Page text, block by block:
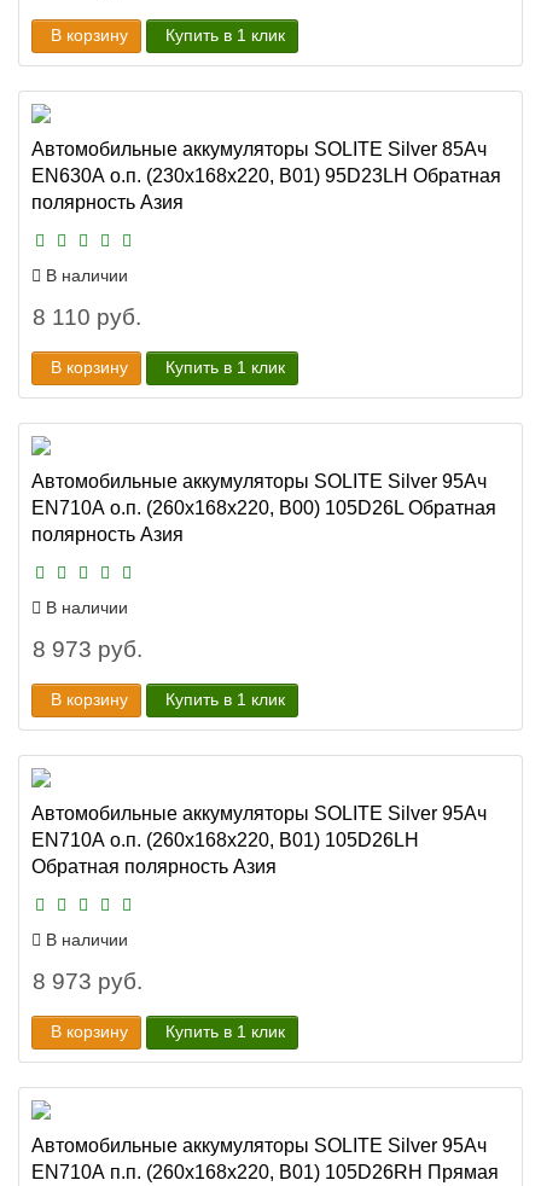
В корзину Купить в 1 клик
Автомобильные аккумуляторы SOLITE Silver 85Ач
EN630А о.п. (230х168х220, B01) 95D23LH Обратная
полярность Азия
В наличии
8 110 руб.
В корзину Купить в 1 клик
Автомобильные аккумуляторы SOLITE Silver 95Ач
EN710А о.п. (260х168х220, B00) 105D26L Обратная
полярность Азия
В наличии
8 973 руб.
В корзину Купить в 1 клик
Автомобильные аккумуляторы SOLITE Silver 95Ач
EN710А о.п. (260х168х220, B01) 105D26LH
Обратная полярность Азия
В наличии
8 973 руб.
В корзину Купить в 1 клик
Автомобильные аккумуляторы SOLITE Silver 95Ач
EN710А п.п. (260х168х220, B01) 105D26RH Прямая